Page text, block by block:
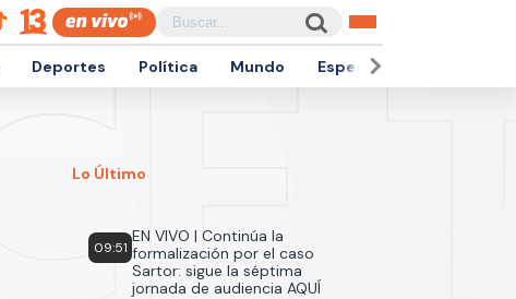
Deportes Política Mundo Espectáculos
Lo Último
09:51
EN VIVO | Continúa la
formalización por el caso
Sartor: sigue la séptima
jornada de audiencia AQUÍ